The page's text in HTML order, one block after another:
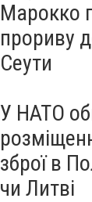
Марокко
прориву
Сеути
У НАТО
зброї в
чи Литві